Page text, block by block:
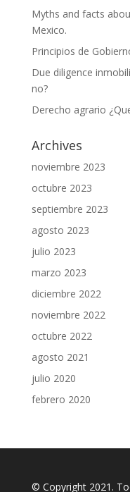
Myths and facts
Mexico.
Principios de
Due diligence
no?
Derecho agrario
Archives
noviembre 2023
octubre 2023
septiembre 2023
agosto 2023
julio 2023
marzo 2023
diciembre 2022
noviembre 2022
octubre 2022
agosto 2021
julio 2020
febrero 2020
© Copyright 2021.